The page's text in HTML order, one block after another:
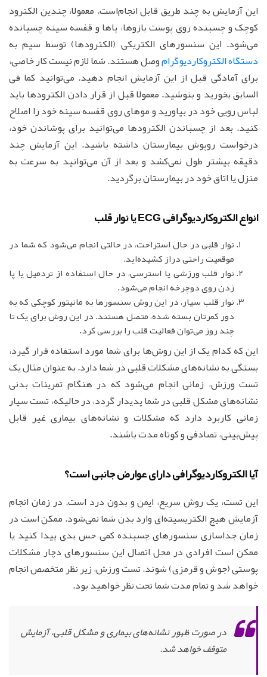
این آزمایش به چند طریق قابل انجام‌است. معمولا، چندین الکترود
کوچک و چسبنده روی پوست بازوها، پاها و قفسه سینه چسبانده
می‌شود. این سنسورهای الکتریکی (الکترودها) توسط سیم به
دستگاه الکتروکاردیوگراموصل هستند. شما لازم نیست کار خاصی،
برای آمادگی قبل از این آزمایش انجام دهید. می‌توانید کما فی
السابق بخورید و بنوشید. معمولا قبل از قرار دادن الکترودها باید
لباس رویی خود در بیاورید و موهای روی قفسه سینه خود را اصلاح
کنید. بعد از چسباندن الکترودها می‌توانید برای پوشاندن خود،
درخواست روپوش بیمارستان داشته باشید. این آزمایش چند
دقیقه بیشتر طول نمی‌کشد و بعد از آن می‌توانید به سرعت به
منزل یا اتاق خود در بیمارستان برگردید.
انواع الکتروکاردیوگرافی ECG یا نوار قلب
نوار قلبی در حال استراحت، در حالتی انجام می‌شود که شما در
موقعیت راحتی دراز کشیده‌اید.
نوار قلب ورزشی یا استرسی، در حال استفاده از تردمیل یا پا
زدن روی دوچرخه انجام می‌شود.
نوار قلب سیار، در این روش سنسورها به مانیتور کوچکی که به
دور کمرتان بسته شده، متصل هستند. در این روش برای یک تا
چند روز می‌توان فعالیت قلب را بررسی کرد.
این که کدام یک از این روش‌ها برای شما مورد استفاده قرار گیرد،
بستگی به نشانه‌های مشکلات قلبی در شما دارد. به عنوان مثال یک
تست ورزش، زمانی انجام می‌شود که در هنگام تمرینات بدنی
نشانه‌های مشکل قلبی در شما پدیدار گردد، در حالیکه، تست سیار
زمانی کاربرد دارد که مشکلات و نشانه‌های بیماری غیر قابل
پیش‌بینی، تصادفی و کوتاه مدت باشند.
آیا الکتروکاردیوگرافی دارای عوارض جانبی است؟
این تست، یک روش سریع، ایمن و بدون درد است. در زمان انجام
آزمایش هیچ الکتریسیته‌ای وارد بدن شما نمی‌شود. ممکن است در
زمان جداسازی سنسورهای چسبنده کمی حس بدی پیدا کنید یا
ممکن است افرادی در محل اتصال این سنسورهای دچار مشکلات
پوستی (جوش و قرمزی) شوند. تست ورزش، زیر نظر متخصص انجام
خواهد شد و تمام مدت شما تحت نظر خواهید بود.
در صورت ظهور نشانه‌های بیماری و مشکل قلبی، آزمایش
متوقف خواهد شد.